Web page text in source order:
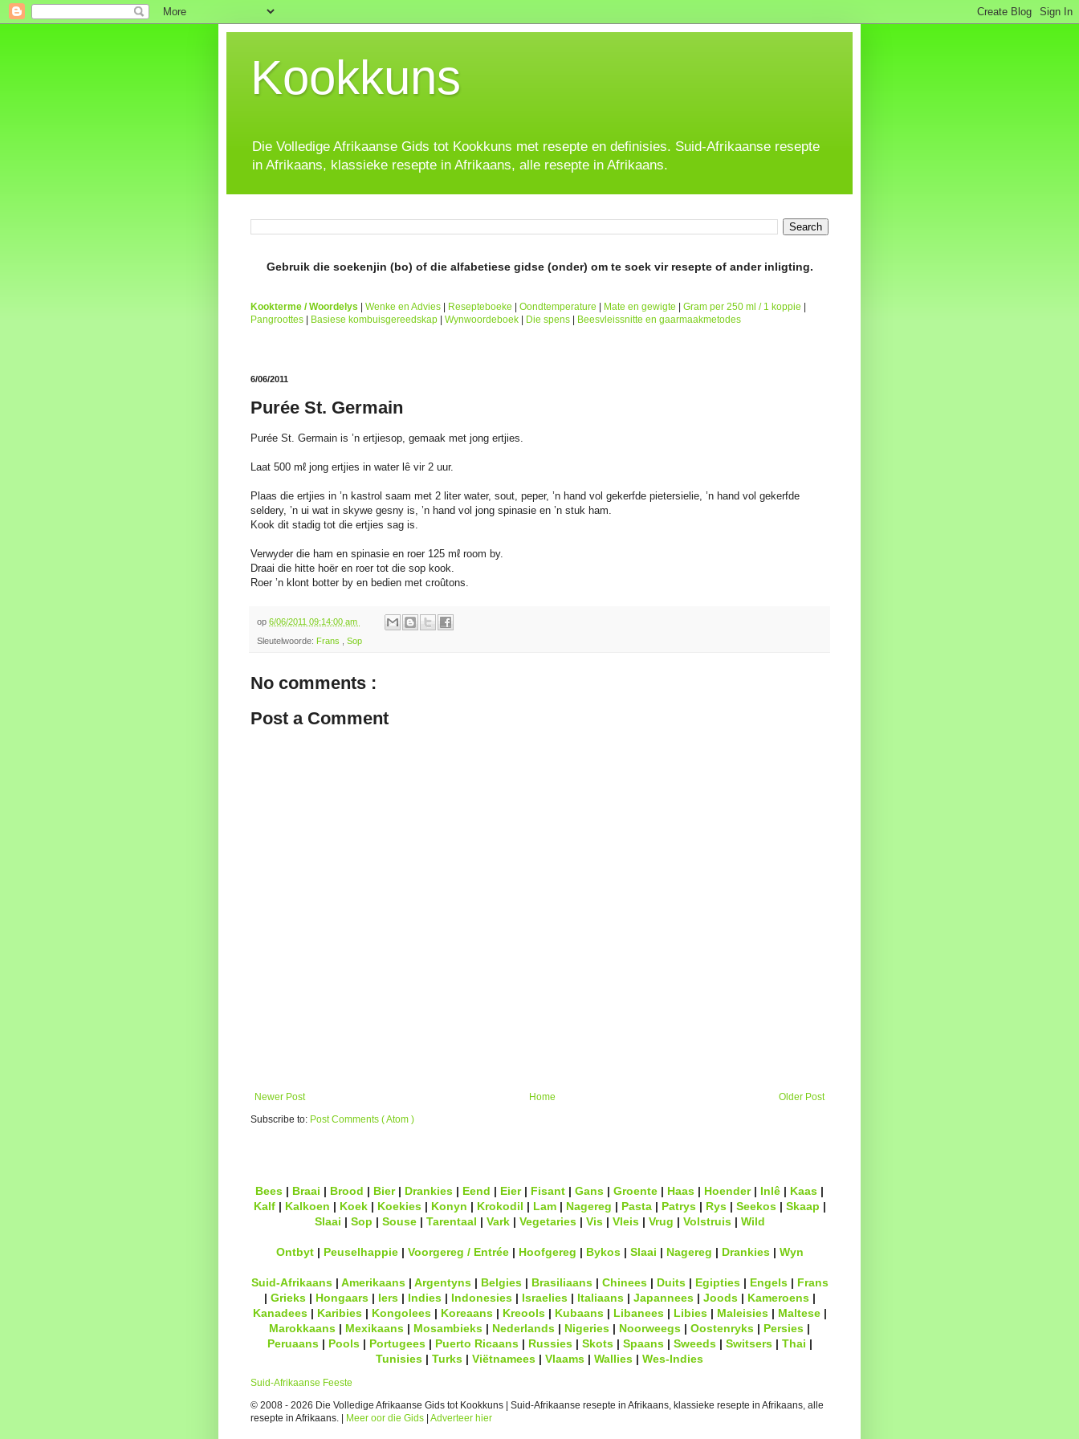
Kookkuns
Die Volledige Afrikaanse Gids tot Kookkuns met resepte en definisies. Suid-Afrikaanse resepte
in Afrikaans, klassieke resepte in Afrikaans, alle resepte in Afrikaans.
Gebruik die soekenjin (bo) of die alfabetiese gidse (onder) om te soek vir resepte of ander inligting.
Kookterme / Woordelys Wenke en Advies Resepteboeke Oondtemperature Mate en gewigte Gram per 250 ml / 1 koppie
Pangroottes
Basiese kombuisgereedskap Wynwoordeboek Die spens Beesvleissnitte en gaarmaakmetodes
6/06/2011
Purée St. Germain
Purée St. Germain is ’n ertjiesop, gemaak met jong ertjies.
Laat 500 mℓ jong ertjies in water lê vir 2 uur.
Plaas die ertjies in ’n kastrol saam met 2 liter water, sout, peper, ’n hand vol gekerfde pietersielie, ’n hand vol gekerfde
seldery, ’n ui wat in skywe gesny is, ’n hand vol jong spinasie en ’n stuk ham.
Kook dit stadig tot die ertjies sag is.
Verwyder die ham en spinasie en roer 125 mℓ room by.
Draai die hitte hoër en roer tot die sop kook.
Roer ’n klont botter by en bedien met croûtons.
op 6/06/2011 09:14:00 am
Sleutelwoorde: Frans , Sop
No comments :
Post a Comment
Newer Post Older Post
Home
Subscribe to: Post Comments ( Atom )
Bees | Braai | Brood | Bier| Drankies | Eend | Eier| Fisant | Gans | Groente | Haas | Hoender| Inlê | Kaas |
Kalf| Kalkoen | Koek| Koekies| Konyn | Krokodil | Lam| Nagereg | Pasta| Patrys| Rys| Seekos| Skaap |
Slaai | Sop | Souse| Tarentaal | Vark| Vegetaries| Vis| Vleis| Vrug | Volstruis| Wild
Ontbyt| Peuselhappie| Voorgereg / Entrée| Hoofgereg | Bykos| Slaai | Nagereg | Drankies| Wyn
Suid-Afrikaans| Amerikaans| Argentyns| Belgies| Brasiliaans| Chinees| Duits| Egipties| Engels| Frans
| Grieks| Hongaars| Iers| Indies| Indonesies| Israelies| Italiaans| Japannees| Joods| Kameroens|
Kanadees| Karibies| Kongolees| Koreaans| Kreools| Kubaans| Libanees| Libies| Maleisies| Maltese|
Marokkaans | Mexikaans | Mosambieks | Nederlands | Nigeries | Noorweegs | Oostenryks | Persies |
Peruaans| Pools| Portugees| Puerto Ricaans| Russies| Skots| Spaans| Sweeds| Switsers| Thai |
Tunisies | Turks | Viëtnamees | Vlaams | Wallies | Wes-Indies
Suid-Afrikaanse Feeste
© 2008 - 2026 Die Volledige Afrikaanse Gids tot Kookkuns | Suid-Afrikaanse resepte in Afrikaans, klassieke resepte in Afrikaans, alle
resepte in Afrikaans. |
Meer oor die Gids Adverteer hier